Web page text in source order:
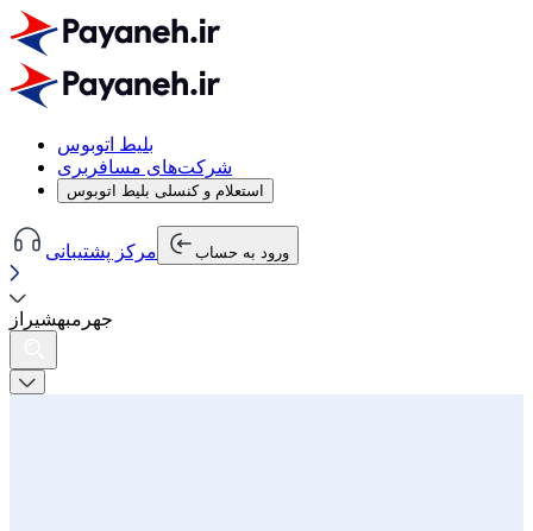
بلیط اتوبوس
شرکت‌های مسافربری
استعلام و کنسلی بلیط اتوبوس
مرکز پشتیبانی ورود به حساب
جهرمبهشیراز